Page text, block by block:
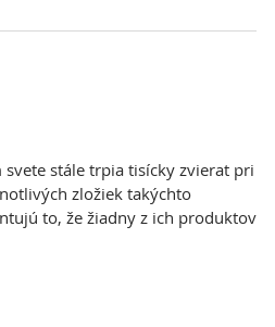
stále trpia tisícky zvierat pri
zložiek takýchto
to, že žiadny z ich produktov